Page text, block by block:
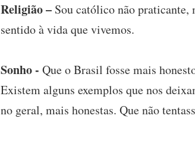
Religião – Sou católico não
sentido à vida que vivemos.
Sonho - Que o Brasil fosse mais
Existem alguns exemplos que nos
no geral, mais honestas. Que não